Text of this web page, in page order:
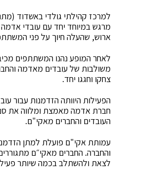
מרגש במיוחד יחד עם עובדי
ארוש, שהעלה חיוך על פני
לאחר המופע נהנו המשתתפים
משולבות של עובדים מאדמה
צחקו וחגגו יחד.
הפעילות היוותה הזדמנות עבור
חברת אדמה מאמצת ומלווה את
העובדים והחברים מאקי"ם.
עמותת אקי"ם פועלת למתן
לצאת ולהשתלב בכמה שיותר